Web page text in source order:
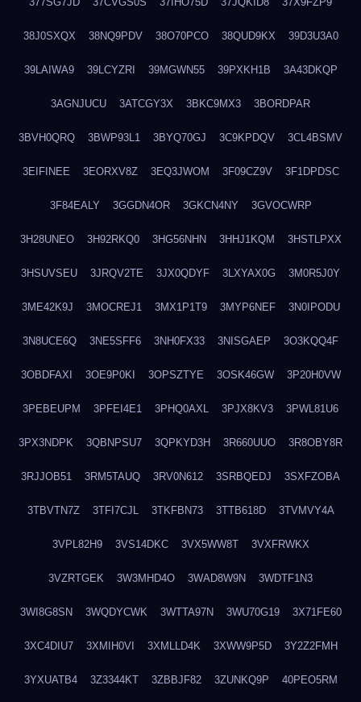
38J0SXQX 38NQ9PDV 38O70PCO 38QUD9KX 39D3U3A0
39LAIWA9 39LCYZRI 39MGWN55 39PXKH1B 3A43DKQP
3AGNJUCU 3ATCGY3X 3BKC9MX3 3BORDPAR
3BVH0QRQ 3BWP93L1 3BYQ70GJ 3C9KPDQV 3CL4BSMV
3EIFINEE 3EORXV8Z 3EQ3JWOM 3F09CZ9V 3F1DPDSC
3F84EALY 3GGDN4OR 3GKCN4NY 3GVOCWRP
3H28UNEO 3H92RKQ0 3HG56NHN 3HHJ1KQM 3HSTLPXX
3HSUVSEU 3JRQV2TE 3JX0QDYF 3LXYAX0G 3M0R5J0Y
3ME42K9J 3MOCREJ1 3MX1P1T9 3MYP6NEF 3N0IPODU
3N8UCE6Q 3NE5SFF6 3NH0FX33 3NISGAEP 3O3KQQ4F
3OBDFAXI 3OE9P0KI 3OPSZTYE 3OSK46GW 3P20H0VW
3PEBEUPM 3PFEI4E1 3PHQ0AXL 3PJX8KV3 3PWL81U6
3PX3NDPK 3QBNPSU7 3QPKYD3H 3R660UUO 3R8OBY8R
3RJJOB51 3RM5TAUQ 3RV0N612 3SRBQEDJ 3SXFZOBA
3TBVTN7Z 3TFI7CJL 3TKFBN73 3TTB618D 3TVMVY4A
3VPL82H9 3VS14DKC 3VX5WW8T 3VXFRWKX
3VZRTGEK 3W3MHD4O 3WAD8W9N 3WDTF1N3
3WI8G8SN 3WQDYCWK 3WTTA97N 3WU70G19 3X71FE60
3XC4DIU7 3XMIH0VI 3XMLLD4K 3XWW9P5D 3Y2Z2FMH
3YXUATB4 3Z3344KT 3ZBBJF82 3ZUNKQ9P 40PEO5RM